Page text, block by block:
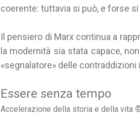
coerente: tuttavia si può, e forse si
Il pensiero di Marx continua a
la modernità sia stata capace,
«segnalatore» delle
Essere senza tempo
Accelerazione della storia e della vita